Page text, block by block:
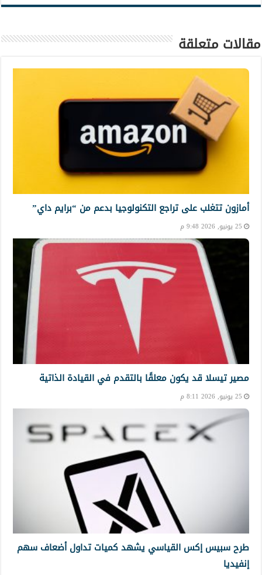
مقالات متعلقة
أمازون تتغلب على تراجع التكنولوجيا بدعم من “برايم داي”
25 يونيو, 2026 9:48 م
مصير تيسلا قد يكون معلقًا بالتقدم في القيادة الذاتية
25 يونيو, 2026 8:11 م
طرح سبيس إكس القياسي يشهد كميات تداول أضعاف سهم
إنفيديا